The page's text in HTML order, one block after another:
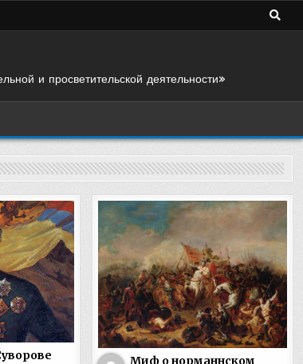
и просветительской деятельности»
Миф о норманнском